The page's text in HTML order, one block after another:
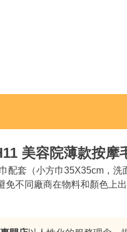
美容院薄款按
配套（小方巾35X35cm，
免不同廠商在物料和顏色上